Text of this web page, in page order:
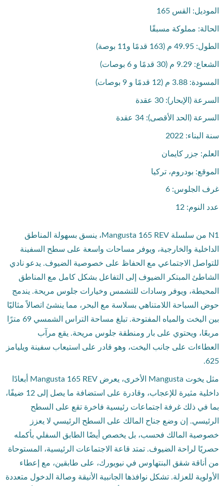
الموديل: القس 165
الحالة: مملوكة مسبقًا
الطول: 49.95 م (163 قدمًا و11 بوصة)
الشعاع: 9.29 م (30 قدمًا و 6 بوصات)
المسودة: 3.88 م (12 قدمًا و 9 بوصات)
السرعة (الإبحار): 30 عقدة
السرعة (الحد الأقصى): 34 عقدة
سنة البناء: 2022
العلم: جزر كايمان
الموقع: بودروم، تركيا
غرف الجلوس: 6
عدد النوم: 12
N1 من سلسلة Mangusta 165 REV، ينسق بسهولة المناطق
الداخلية والخارجية، ويوفر مساحات واسعة على سطح السفينة
للتواصل الاجتماعي مع الحفاظ على خصوصية الضيوف. يدعو نادي
الشاطئ المبتكر الضيوف إلى التفاعل بشكل كامل مع المناطق
المحيطة، ويوفر وسادات للتشمس وخيارات جلوس مريحة. يندمج
حوض السباحة اللامتناهي بسلاسة مع البحر، مما ينشئ اتصالاً مثاليًا
بين اليخت والمياه المفتوحة. تبلغ مساحة التراس الشمسي 69 مترًا
مربعًا، ويحتوي على بار ومنطقة جلوس مريحة. يقع مرآب
العطاءات على جانب اليخت، وهو قادر على استيعاب سفينة ويليامز
625.
مثل يخوت Mangusta الأخرى، يعرض Mangusta 165 REV أبعادًا
داخلية مثيرة للإعجاب، وقادرة على استضافة ما يصل إلى 12 ضيفًا،
بما في ذلك غرفة اجتماعات رئيسية فاخرة تقع على السطح
الرئيسي. إن وضع جناح المالك على السطح الرئيسي لا يعزز
خصوصية المالك فحسب، بل يخصص أيضًا الطابق السفلي بأكمله
حصريًا لراحة الضيوف. تمتد قاعة الاجتماعات الرئيسية، المستوحاة
من أناقة شقق البنتهاوس في نيويورك، على طابقين، مع إعطاء
الأولوية للعزلة. تشكل نوافذها الجانبية الأنيقة وصالة الدخول متعددة